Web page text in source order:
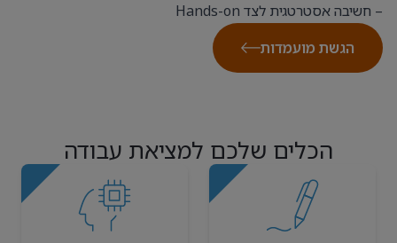
– חשיבה אסטרטגית לצד Hands-on
הגשת מועמדות
הכלים שלכם למציאת עבודה